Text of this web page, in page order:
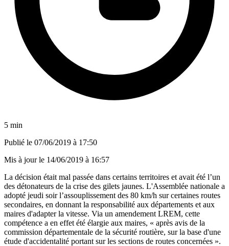
5 min
Publié le 07/06/2019 à 17:50
Mis à jour le 14/06/2019 à 16:57
La décision était mal passée dans certains territoires et avait été l’un
des détonateurs de la crise des gilets jaunes. L'Assemblée nationale a
adopté jeudi soir l’assouplissement des 80 km/h sur certaines routes
secondaires, en donnant la responsabilité aux départements et aux
maires d'adapter la vitesse. Via un amendement LREM, cette
compétence a en effet été élargie aux maires, « après avis de la
commission départementale de la sécurité routière, sur la base d'une
étude d'accidentalité portant sur les sections de routes concernées ».